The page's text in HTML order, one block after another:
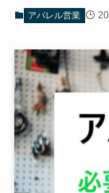
アパレル営業